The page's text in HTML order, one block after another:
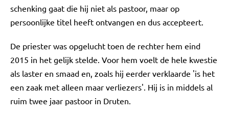
schenking gaat die hij niet als pastoor, maar op
persoonlijke titel heeft ontvangen en dus accepteert.
De priester was opgelucht toen de rechter hem eind
2015 in het gelijk stelde. Voor hem voelt de hele kwestie
als laster en smaad en, zoals hij eerder verklaarde 'is het
een zaak met alleen maar verliezers'. Hij is in middels al
ruim twee jaar pastoor in Druten.